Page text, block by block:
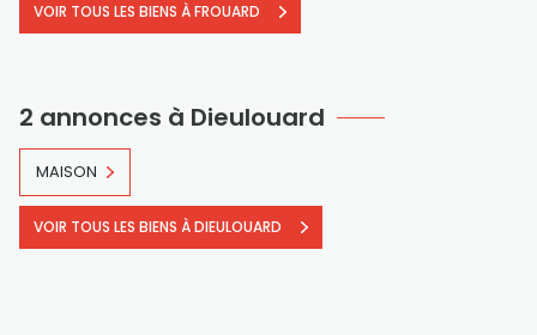
VOIR TOUS LES BIENS À FROUARD
2 annonces à Dieulouard
MAISON
VOIR TOUS LES BIENS À DIEULOUARD